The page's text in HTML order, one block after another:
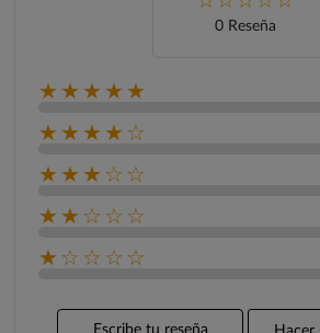
0 Reseña
★★★★★
★★★★☆
★★★☆☆
★★☆☆☆
★☆☆☆☆
Escribe tu reseña